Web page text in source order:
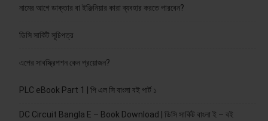
নামের আগে ডাক্তার বা ইঞ্জিনিয়ার কারা ব্যবহার করতে পারবেন?
ডিসি সার্কিট সূচিপত্র
এপের সাবস্ক্রিপশন কেন প্রয়োজন?
PLC eBook Part 1 | পি এল সি বাংলা বই পার্ট ১
DC Circuit Bangla E – Book Download | ডিসি সার্কিট বাংলা ই – বই